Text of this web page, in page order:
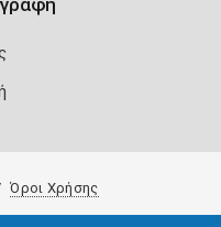
Όροι Χρήσης